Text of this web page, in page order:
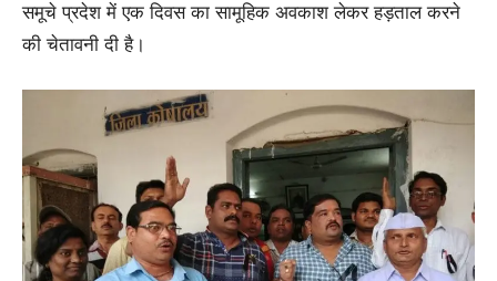
समूचे प्रदेश में एक दिवस का सामूहिक अवकाश लेकर हड़ताल करने
की चेतावनी दी है।